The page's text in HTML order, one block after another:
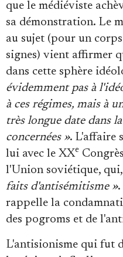
que le médiéviste
sa démonstration. Le
au sujet (pour un
signes) vient affirmer
dans cette sphère
évidemment pas à
à ces régimes, mais à
très longue date dans
concernées ». L'affaire
lui avec le XXe
l'Union soviétique,
faits d'antisémitisme ».
rappelle la
des pogroms et de
L'antisionisme qui fut